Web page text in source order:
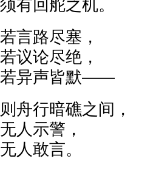
须有回舵之机。
若言路尽塞，
若议论尽绝，
若异声皆默——
则舟行暗礁之间，
无人示警，
无人敢言。